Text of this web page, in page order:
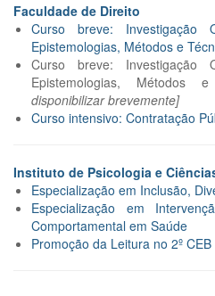
Faculdade de Direito
Curso breve: Investigação
Epistemologias, Métodos e
Curso breve: Investigação
Epistemologias, Métodos
disponibilizar brevemente]
Curso intensivo: Contratação
Instituto de Psicologia e
Especialização em Inclusão,
Especialização em
Comportamental em Saúde
Promoção da Leitura no 2º CEB